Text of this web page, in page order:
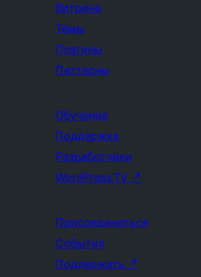
Витрина
Темы
Плагины
Паттерны
Обучение
Поддержка
Разработчики
WordPress.TV ↗
Присоединиться
События
Поддержать ↗